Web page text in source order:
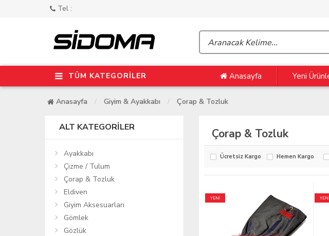
Tel :
TÜM KATEGORİLER Anasayfa Yeni
Anasayfa Giyim & Ayakkabı Çorap & Tozluk
ALT KATEGORILER
Ayakkabı
Çizme / Tulum
Çorap & Tozluk
Eldiven
Giyim Aksesuarları
Gömlek
Gözlük
Çorap & Tozluk
Ücretsiz Kargo Hemen Kargo
YENİ YENİ